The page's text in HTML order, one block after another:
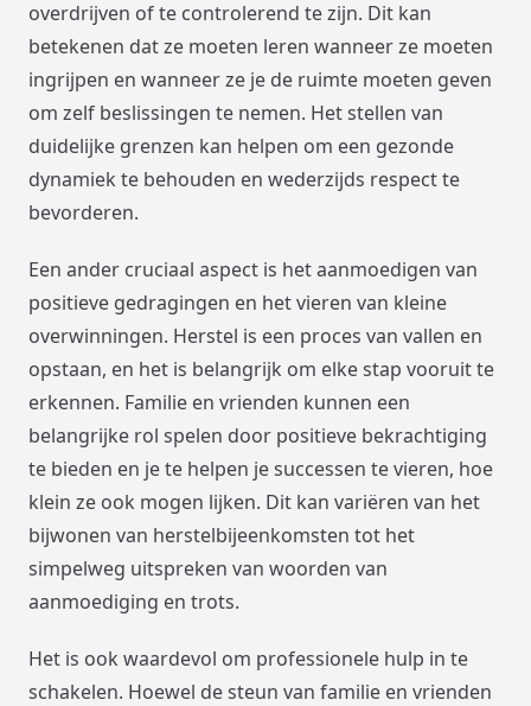
overdrijven of te controlerend te zijn. Dit kan
betekenen dat ze moeten leren wanneer ze moeten
ingrijpen en wanneer ze je de ruimte moeten geven
om zelf beslissingen te nemen. Het stellen van
duidelijke grenzen kan helpen om een gezonde
dynamiek te behouden en wederzijds respect te
bevorderen.
Een ander cruciaal aspect is het aanmoedigen van
positieve gedragingen en het vieren van kleine
overwinningen. Herstel is een proces van vallen en
opstaan, en het is belangrijk om elke stap vooruit te
erkennen. Familie en vrienden kunnen een
belangrijke rol spelen door positieve bekrachtiging
te bieden en je te helpen je successen te vieren, hoe
klein ze ook mogen lijken. Dit kan variëren van het
bijwonen van herstelbijeenkomsten tot het
simpelweg uitspreken van woorden van
aanmoediging en trots.
Het is ook waardevol om professionele hulp in te
schakelen. Hoewel de steun van familie en vrienden